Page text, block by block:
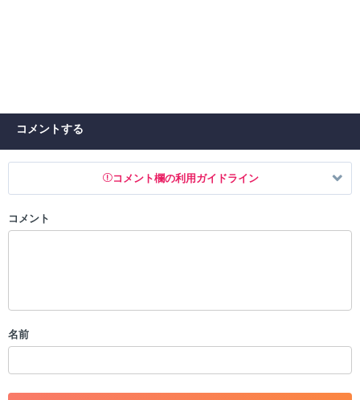
コメントする
コメント欄の利用ガイドライン
以下の書き込みを禁止とし、場合によってはコメント削除や書き込み制
・一度削除された投稿を再び投稿すること
・アカウントの売買など金銭が絡む内容の投稿
・各ゲームのネタバレを含む内容の投稿
コメント
名前